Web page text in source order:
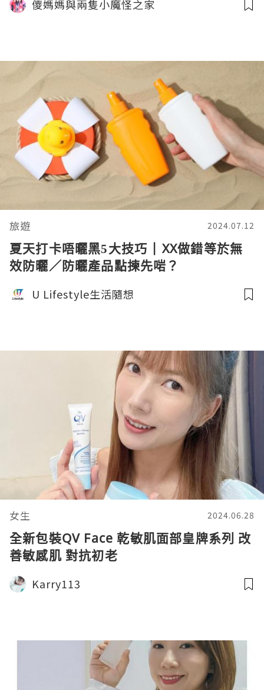
儍媽媽與兩隻小魔怪之家
旅遊 2024.07.12
夏天打卡唔曬黑5大技巧 | XX做錯等於無
效防曬／防曬產品點揀先啱？
U Lifestyle生活隨想
女生 2024.06.28
全新包裝QV Face 乾敏肌面部皇牌系列 改
善敏感肌 對抗初老
Karry113